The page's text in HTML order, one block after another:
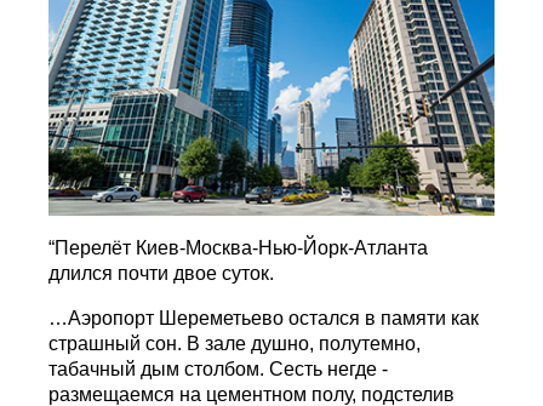
“Перелёт Киев-Москва-Нью-Йорк-Атланта
длился почти двое суток.
…Аэропорт Шереметьево остался в памяти как
страшный сон. В зале душно, полутемно,
табачный дым столбом. Сесть негде -
размещаемся на цементном полу, подстелив